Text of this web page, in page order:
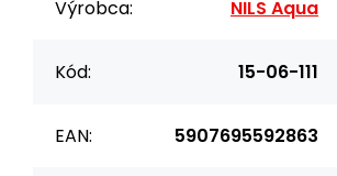
Výrobca: NILS Aqua
Kód: 15-06-111
EAN: 5907695592863